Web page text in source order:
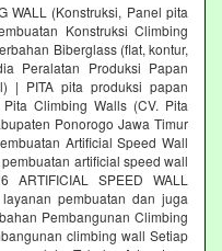
WALL (Konstruksi, Panel pita
Konstruksi Climbing
Biberglass (flat, kontur,
Peralatan Produksi Papan
| PITA pita produksi papan
Climbing Walls (CV. Pita
Ponorogo Jawa Timur
Artificial Speed Wall
artificial speed wall
SPEED WALL
pembuatan dan juga
Pembangunan Climbing
climbing wall Setiap